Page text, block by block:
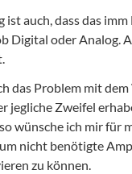
ist auch, dass das
Digital oder Analog.
das Problem mit
jegliche Zweifel
wünsche ich mir für
nicht benötigte
zu können.